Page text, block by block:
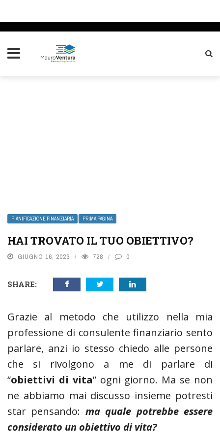
PIANIFICAZIONE FINANZIARIA PRIMA PAGINA
HAI TROVATO IL TUO OBIETTIVO?
GIUGNO 16, 2023 728 0
SHARE:
Grazie al metodo che utilizzo nella mia
professione di consulente finanziario sento
parlare, anzi io stesso chiedo alle persone
che si rivolgono a me di parlare di
“obiettivi di vita” ogni giorno. Ma se non
ne abbiamo mai discusso insieme potresti
star pensando: ma quale potrebbe essere
considerato un obiettivo di vita?